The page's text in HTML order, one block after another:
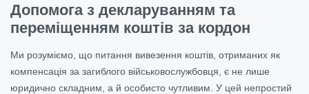
Допомога з декларуванням та
переміщенням коштів за кордон
Ми розуміємо, що питання вивезення коштів, отриманих як
компенсація за загиблого військовослужбовця, є не лише
юридично складним, а й особисто чутливим. У цей непростий